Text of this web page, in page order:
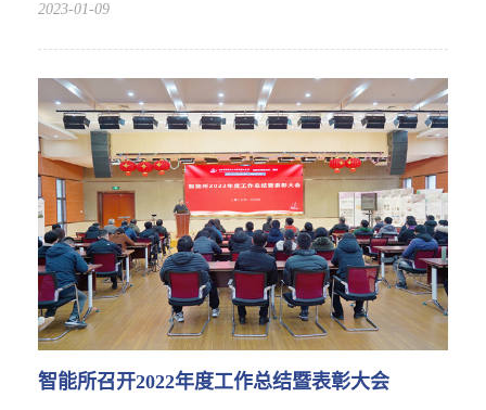
2023-01-09
智能所召开2022年度工作总结暨表彰大会